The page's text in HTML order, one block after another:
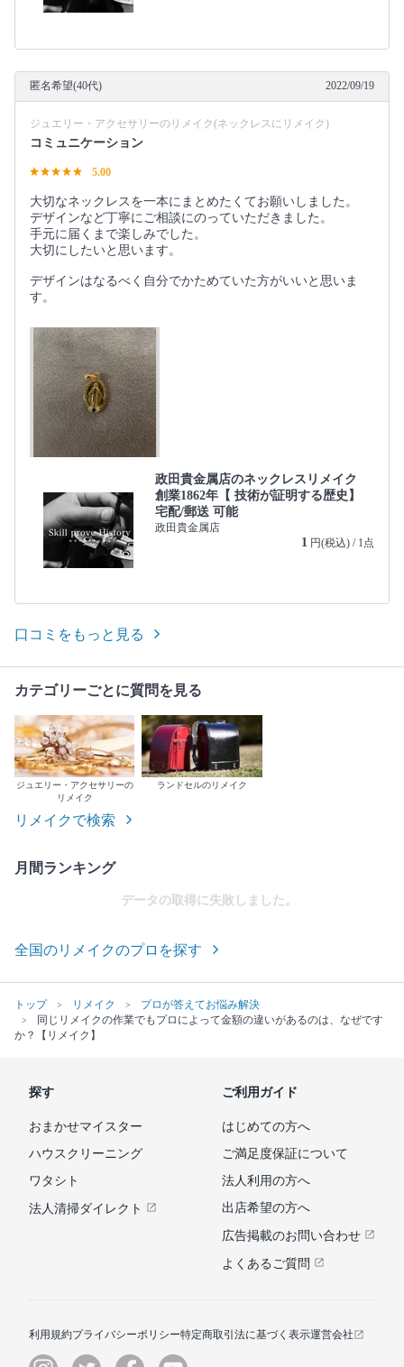
匿名希望(40代) 2022/09/19
ジュエリー・アクセサリーのリメイク(ネックレスにリメイク)
コミュニケーション
5.00
大切なネックレスを一本にまとめたくてお願いしました。
デザインなど丁寧にご相談にのっていただきました。
手元に届くまで楽しみでした。
大切にしたいと思います。
デザインはなるべく自分でかためていた方がいいと思いま
す。
政田貴金属店のネックレスリメイク
創業1862年【 技術が証明する歴史】
宅配/郵送 可能
政田貴金属店
1 円(税込) / 1点
口コミをもっと見る
カテゴリーごとに質問を見る
ジュエリー・アクセサリーの
リメイク
ランドセルのリメイク
リメイクで検索
月間ランキング
データの取得に失敗しました。
全国のリメイクのプロを探す
トップ リメイク
プロが答えてお悩み解決
同じリメイクの作業でもプロによって金額の違いがあるのは、なぜです
か？【リメイク】
探す
おまかせマイスター
ハウスクリーニング
ワタシト
法人清掃ダイレクト
ご利用ガイド
はじめての方へ
ご満足度保証について
法人利用の方へ
出店希望の方へ
広告掲載のお問い合わせ
よくあるご質問
利用規約プライバシーポリシー特定商取引法に基づく表示運営会社